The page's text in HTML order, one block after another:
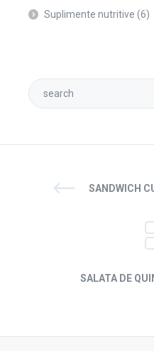
Suplimente nutritive (6)
SANDWICH
SALATA DE